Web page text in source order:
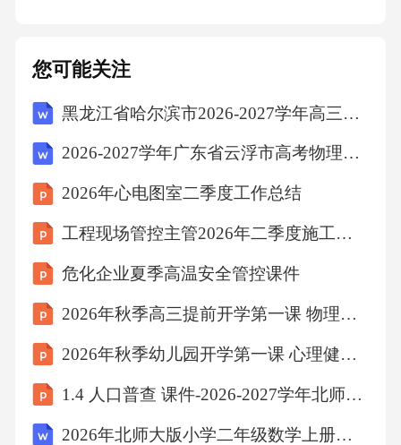
未侵犯任何第三方的知识产权，如因乙方原因
导致甲方因购买、使用该手机而遭受第三方知
识产权侵权指控的，乙方应承担全部法律责
失、承担甲方因应对侵权指控而产生的合理费
用（如律师费、诉讼费等）。2.双方应对在签订
及履行本合同过程中知悉的对方商业秘密、技
术秘密等予以保密，未经对方书面同意，不得
自本合同生效之日起年。八、违约责任1.若甲方
未按照本合同约定按时足额支付款项，每逾期
一日，应按照未支付款项金额的%向乙方支付违
您可能关注
黑龙江省哈尔滨市2026-2027学年高三第五次模拟考试物理试卷（含答案解析）
2026-2027学年广东省云浮市高考物理倒计时模拟卷（含答案解析）
2026年心电图室二季度工作总结
工程现场管控主管2026年二季度施工现场统筹管理总结
危化企业夏季高温安全管控课件
2026年秋季高三提前开学第一课 物理冲刺复习方法
2026年秋季幼儿园开学第一课 心理健康与适应新环境课件
1.4 人口普查 课件-2026-2027学年北师大版数学四年级上册
2026年北师大版小学二年级数学上册第4单元《乘法、除法二》说课教案